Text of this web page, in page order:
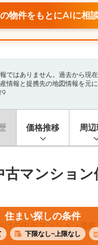
住まい探しの条件
下限なし~上限なし
物件をもとにAIに相
ではありません。過去から現
情報と提携先の地図情報を元
価格推移 周
古マンショ
けの中古マンション価